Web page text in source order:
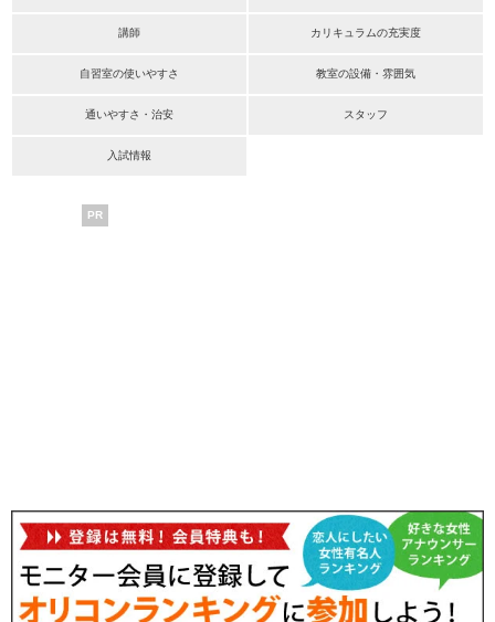
講師 カリキュラムの充実度
自習室の使いやすさ 教室の設備・雰囲気
通いやすさ・治安 スタッフ
入試情報
PR